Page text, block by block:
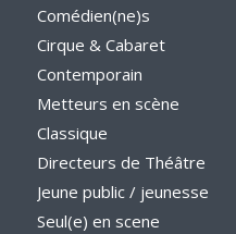
Comédien(ne)s
Cirque & Cabaret
Contemporain
Metteurs en scène
Classique
Directeurs de Théâtre
Jeune public / jeunesse
Seul(e) en scene